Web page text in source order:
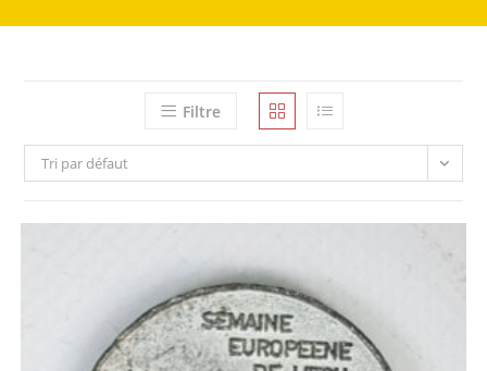
Filtre
Tri par défaut